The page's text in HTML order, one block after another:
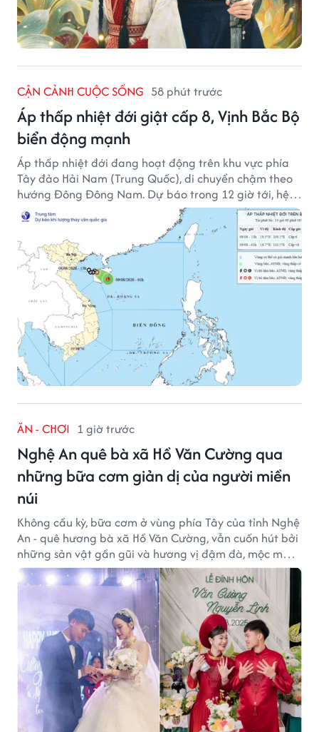
CẬN CẢNH CUỘC SỐNG 58 phút trước
Áp thấp nhiệt đới giật cấp 8, Vịnh Bắc Bộ
biển động mạnh
Áp thấp nhiệt đới đang hoạt động trên khu vực phía
Tây đảo Hải Nam (Trung Quốc), di chuyển chậm theo
hướng Đông Đông Nam. Dự báo trong 12 giờ tới, hệ
thống này suy yếu dần thành vùng áp thấp.
ĂN - CHƠI 1 giờ trước
Nghệ An quê bà xã Hồ Văn Cường qua
những bữa cơm giản dị của người miền
núi
Không cầu kỳ, bữa cơm ở vùng phía Tây của tỉnh Nghệ
An - quê hương bà xã Hồ Văn Cường, vẫn cuốn hút bởi
những sản vật gần gũi và hương vị đậm đà, mộc mạc
của núi rừng.